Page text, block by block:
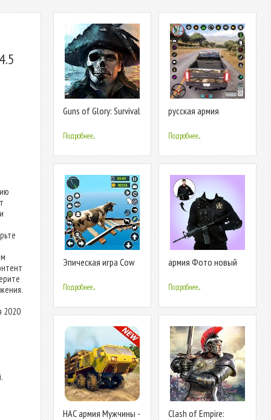
2020
Guns of Glory: Survival
Подробнее...
русская армия
Подробнее...
Эпическая игра Cow
Подробнее...
армия Фото новый
Подробнее...
НАС армия Мужчины -
Clash of Empire: